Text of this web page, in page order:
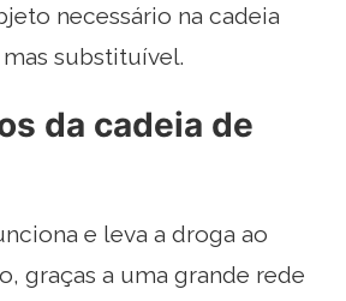
necessário na cadeia
substituível.
da cadeia de
e leva a droga ao
graças a uma grande rede